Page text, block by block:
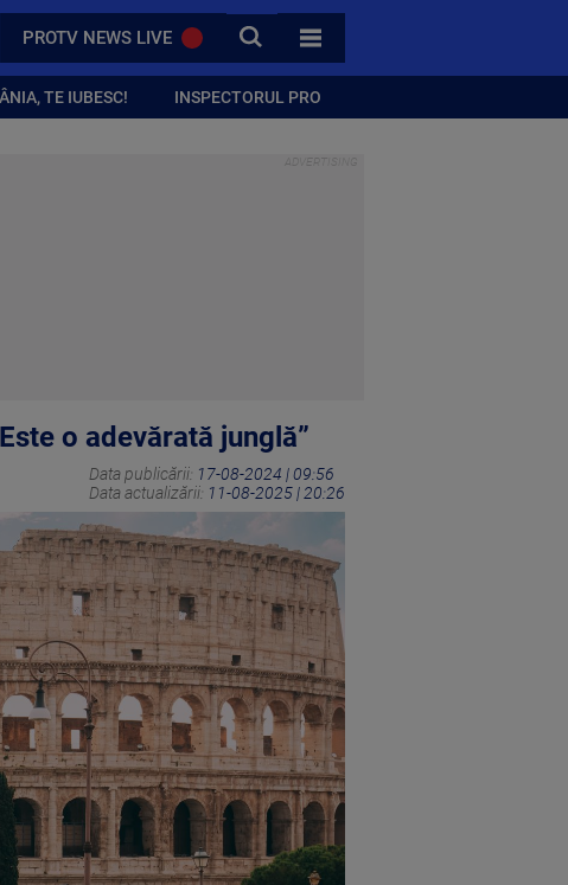
PROTV NEWS LIVE CAUTA
TOATE CATEGORIILE
TE IUBESC! INSPECTORUL PRO
o adevărată junglă”
Data publicării: 17-08-2024 | 09:56
Data actualizării: 11-08-2025 | 20:26